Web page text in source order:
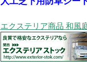
エクステリア商品 和風